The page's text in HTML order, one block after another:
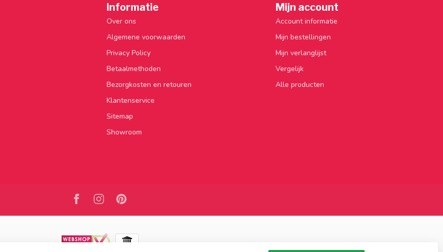
Informatie
Over ons
Algemene voorwaarden
Privacy Policy
Betaalmethoden
Bezorgkosten en retouren
Klantenservice
Sitemap
Showroom
Mijn account
Account informatie
Mijn bestellingen
Mijn verlanglijst
Vergelijk
Alle producten